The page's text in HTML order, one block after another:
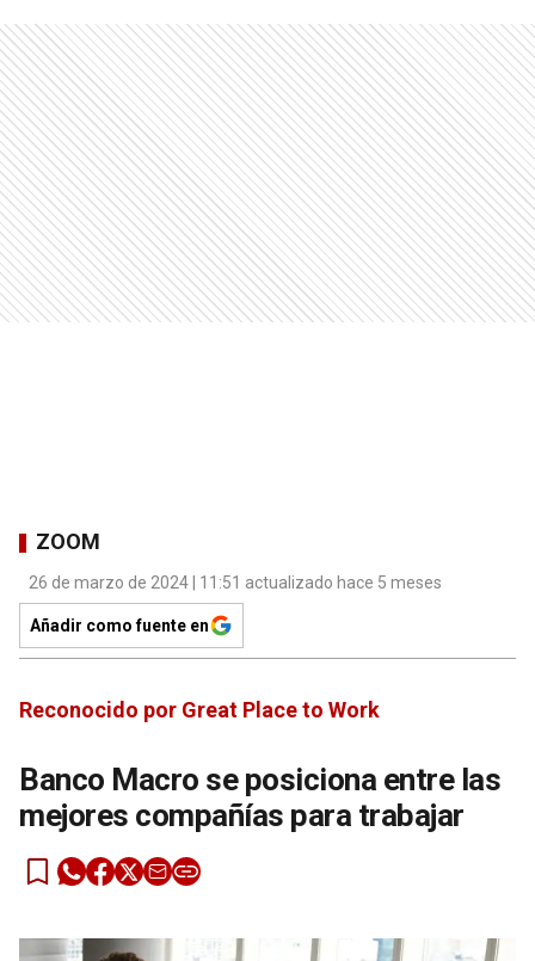
ZOOM
26 de marzo de 2024 | 11:51 actualizado hace 5 meses
Añadir como fuente en
Reconocido por Great Place to Work
Banco Macro se posiciona entre las
mejores compañías para trabajar